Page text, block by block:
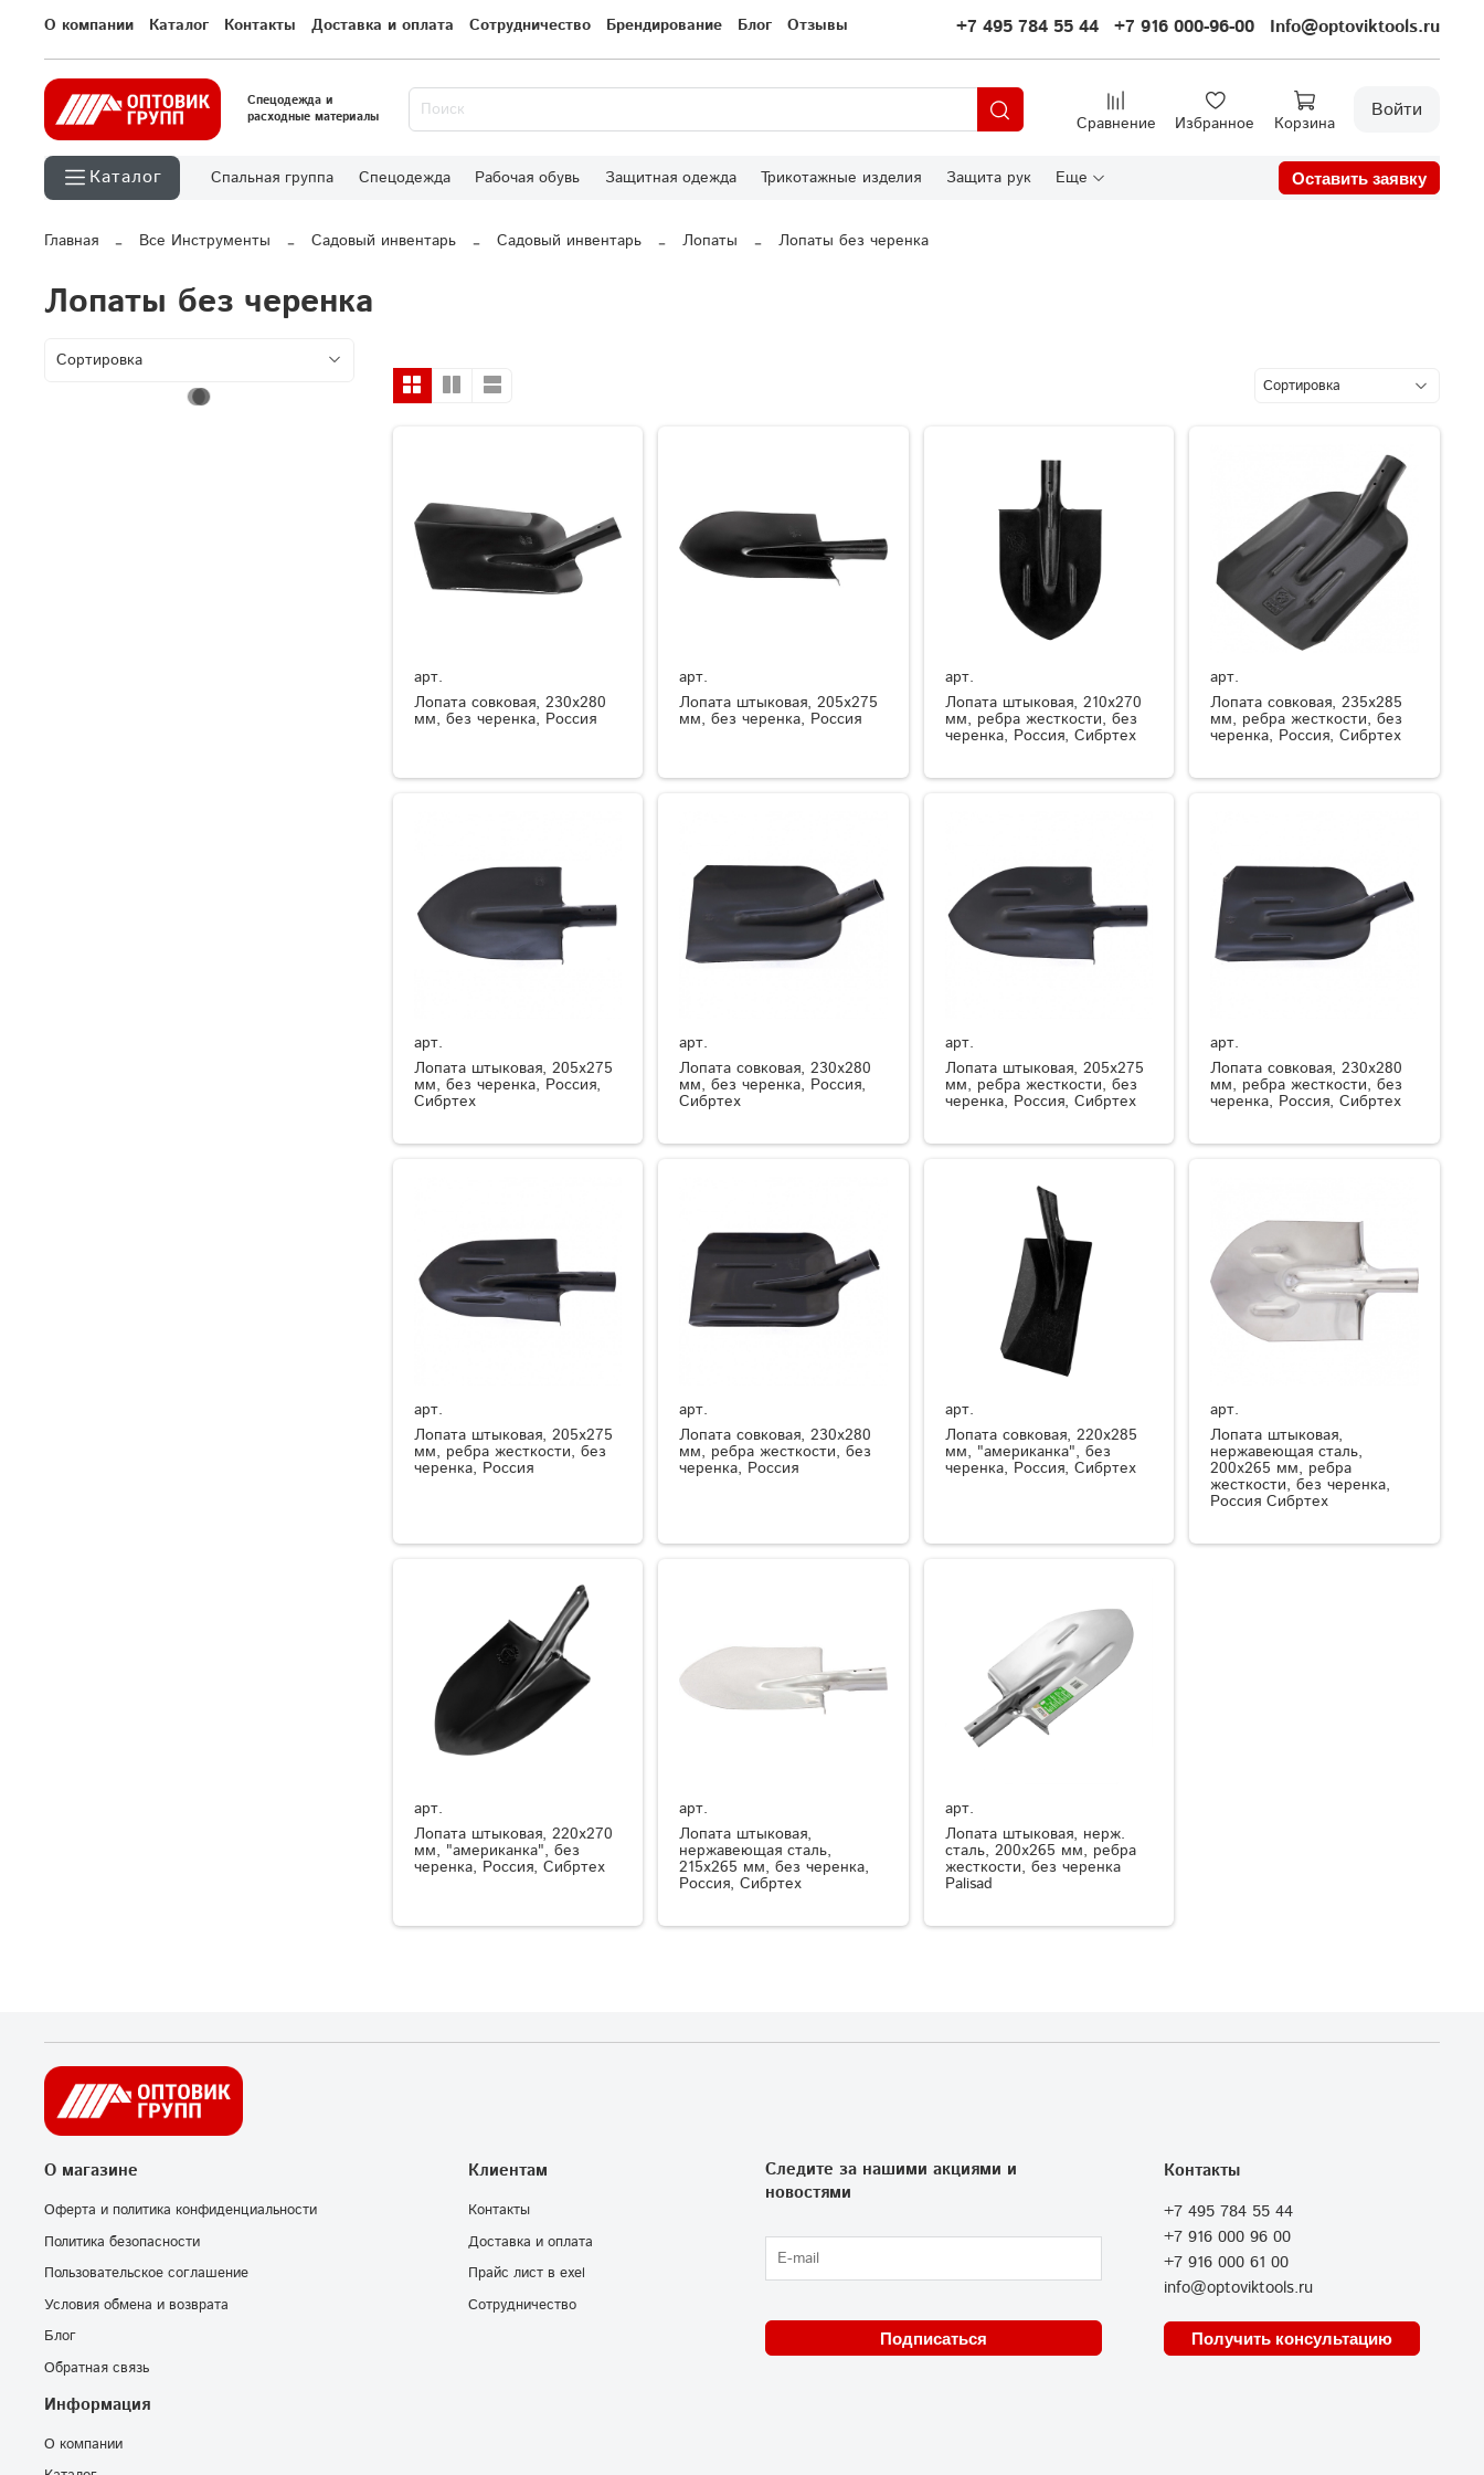
О компании Каталог Контакты Доставка и оплата Сотрудничество Брендирование Блог Отзывы +7 495 784 55 44 +7 916 000-96-00 Info@optoviktools.ru
Спецодежда и
расходные материалы
Сравнение Избранное Корзина
Войти
Каталог Спальная группа Спецодежда Рабочая обувь Защитная одежда Трикотажные изделия Защита рук Еще Оставить заявку
Главная Все Инструменты Садовый инвентарь Садовый инвентарь Лопаты Лопаты без черенка
Лопаты без черенка
арт.
Лопата совковая, 230х280
мм, без черенка, Россия
арт.
Лопата штыковая, 205х275
мм, без черенка, Россия
арт.
Лопата штыковая, 210х270
мм, ребра жесткости, без
черенка, Россия, Сибртех
арт.
Лопата совковая, 235х285
мм, ребра жесткости, без
черенка, Россия, Сибртех
арт.
Лопата штыковая, 205х275
мм, без черенка, Россия,
Сибртех
арт.
Лопата совковая, 230х280
мм, без черенка, Россия,
Сибртех
арт.
Лопата штыковая, 205х275
мм, ребра жесткости, без
черенка, Россия, Сибртех
арт.
Лопата совковая, 230х280
мм, ребра жесткости, без
черенка, Россия, Сибртех
арт.
Лопата штыковая, 205х275
мм, ребра жесткости, без
черенка, Россия
арт.
Лопата совковая, 230х280
мм, ребра жесткости, без
черенка, Россия
арт.
Лопата совковая, 220х285
мм, "американка", без
черенка, Россия, Сибртех
арт.
Лопата штыковая,
нержавеющая сталь,
200х265 мм, ребра
жесткости, без черенка,
Россия Сибртех
арт.
Лопата штыковая, 220х270
мм, "американка", без
черенка, Россия, Сибртех
арт.
Лопата штыковая,
нержавеющая сталь,
215х265 мм, без черенка,
Россия, Сибртех
арт.
Лопата штыковая, нерж.
сталь, 200х265 мм, ребра
жесткости, без черенка
Palisad
О магазине
Оферта и политика конфиденциальности
Политика безопасности
Пользовательское соглашение
Условия обмена и возврата
Блог
Обратная связь
Клиентам
Контакты
Доставка и оплата
Прайс лист в exel
Сотрудничество
Информация
О компании
Контакты
+7 495 784 55 44
+7 916 000 96 00
+7 916 000 61 00
info@optoviktools.ru
Получить консультацию
Следите за нашими акциями и
новостями
Подписаться